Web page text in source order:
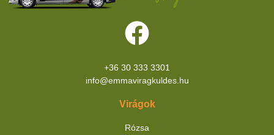
+36 30 333 3301
info@emmaviragkuldes.hu
Virágok
Rózsa